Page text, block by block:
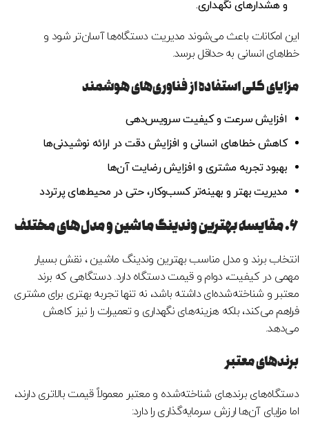
و هشدارهای نگهداری.
این امکانات باعث می‌شوند مدیریت دستگاه‌ها آسان‌تر شود و
خطاهای انسانی به حداقل برسد.
مزایای کلی استفاده از فناوری‌های هوشمند
افزایش سرعت و کیفیت سرویس‌دهی
کاهش خطاهای انسانی و افزایش دقت در ارائه نوشیدنی‌ها
بهبود تجربه مشتری و افزایش رضایت آن‌ها
مدیریت بهتر و بهینه‌تر کسب‌وکار، حتی در محیط‌های پرتردد
۶. مقایسه بهترین وندینگ ماشین و مدل‌های مختلف
انتخاب برند و مدل مناسب بهترین وندینگ ماشین ، نقش بسیار
مهمی در کیفیت، دوام و قیمت دستگاه دارد. دستگاهی که برند
معتبر و شناخته‌شده‌ای داشته باشد، نه تنها تجربه بهتری برای مشتری
فراهم می‌کند، بلکه هزینه‌های نگهداری و تعمیرات را نیز کاهش
می‌دهد.
برندهای معتبر
دستگاه‌های برندهای شناخته‌شده و معتبر معمولاً قیمت بالاتری دارند،
اما مزایای آن‌ها ارزش سرمایه‌گذاری را دارد: